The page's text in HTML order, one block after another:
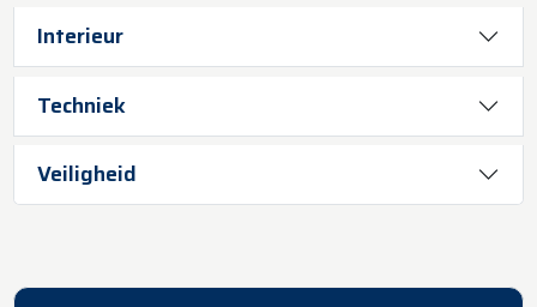
Interieur
Techniek
Veiligheid